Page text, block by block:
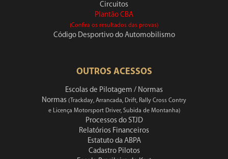
Circuitos
Plantão CBA
(Confira os resultados das provas)
Código Desportivo do Automobilismo
OUTROS ACESSOS
Escolas de Pilotagem / Normas
Normas (Trackday, Arrancada, Drift, Rally Cross Contry
e Licença Motorsport Driver, Subida de Montanha)
Processos do STJD
Relatórios Financeiros
Estatuto da ABPA
Cadastro Pilotos